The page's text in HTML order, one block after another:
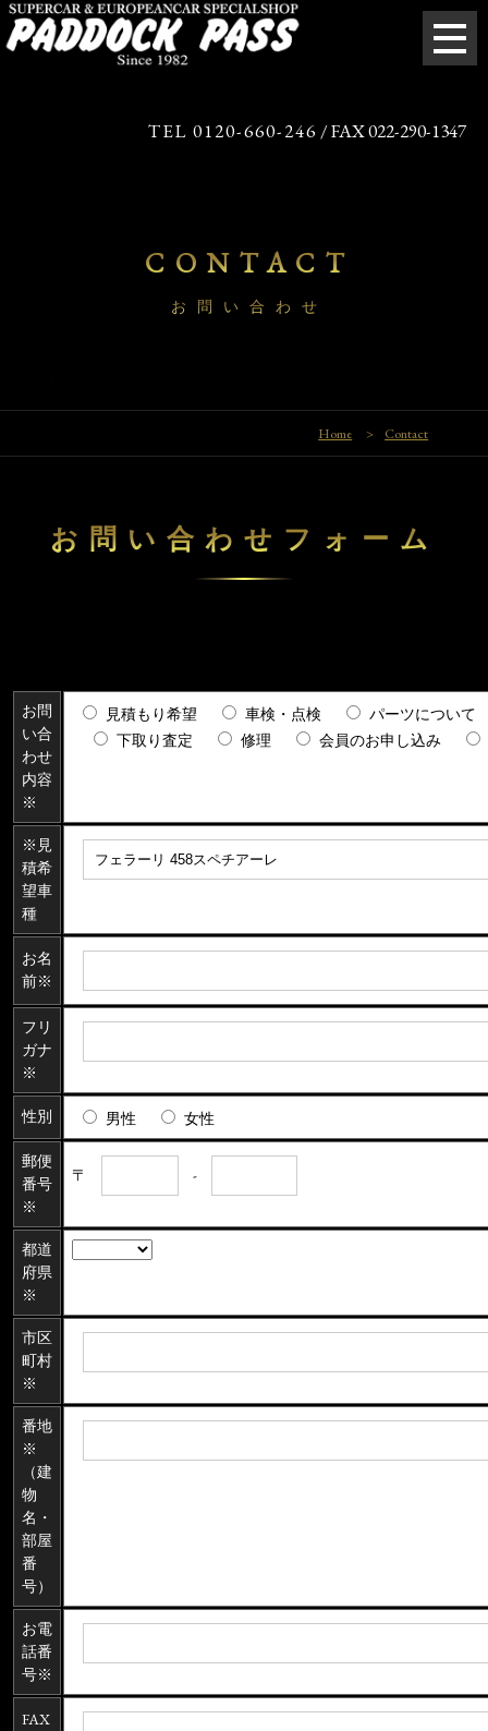
TEL 0120-660-246 / FAX 022-290-1347
CONTACT
お問い合わせ
Home > Contact
お問い合わせフォーム
お問
い合
わせ
内容
※
見積もり希望 車検・点検
パーツについて
下取り査定
修理 会員のお申し込み
※見
積希
望車
種
お名
前※
フリ
ガナ
※
性別 男性 女性
郵便
番号
※
〒 -
都道
府県
※
市区
町村
※
番地
※
（建
物
名・
部屋
番
号）
お電
話番
号※
FAX